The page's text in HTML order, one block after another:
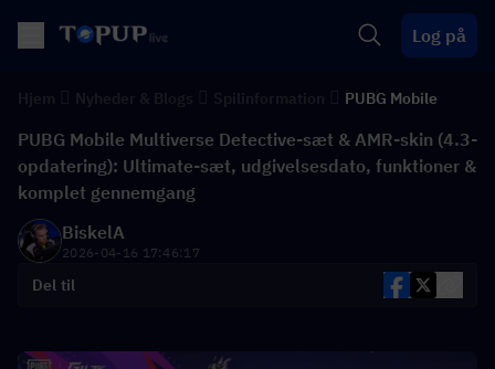
Log på
PUBG Mobile
PUBG Mobile Multiverse Detective-sæt & AMR-skin (4.3-
opdatering): Ultimate-sæt, udgivelsesdato, funktioner &
komplet gennemgang
BiskelA
2026-04-16 17:46:17
Del til